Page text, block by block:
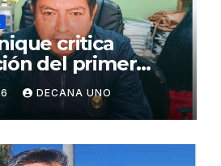
critica
del primer
de Keiko
DECANA UNO